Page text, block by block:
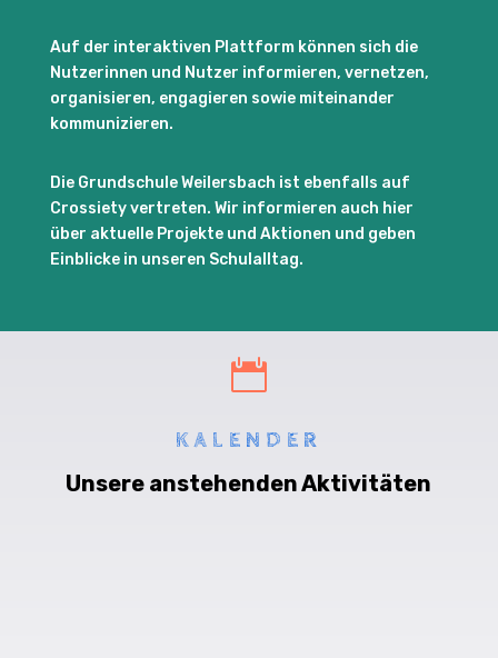
Auf der interaktiven Plattform können sich die
Nutzerinnen und Nutzer informieren, vernetzen,
organisieren, engagieren sowie miteinander
kommunizieren.
Die Grundschule Weilersbach ist ebenfalls auf
Crossiety vertreten. Wir informieren auch hier
über aktuelle Projekte und Aktionen und geben
Einblicke in unseren Schulalltag.

KALENDER
Unsere anstehenden Aktivitäten